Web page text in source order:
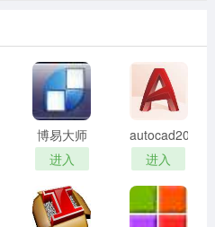
的伙伴
语文、英语范文，快速翻译单
手
数学、英语、物理、化学等科
业，没有找不到的作业答案
中的点滴，提供给你科学的解
博易大师
资管版
进入
autocad2002
迷你版
进入